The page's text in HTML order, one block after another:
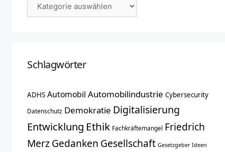
Schlagwörter
ADHS Automobil Automobilindustrie Cybersecurity
Datenschutz Demokratie Digitalisierung
Entwicklung Ethik Fachkräftemangel Friedrich
MerzGedanken Gesellschaft Gesetzgeber Ideen